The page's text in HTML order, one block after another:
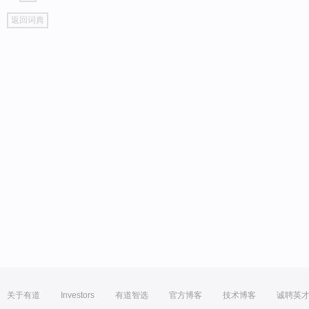
go
top
返回词典
关于有道 Investors 有道智选 官方博客 技术博客 诚聘英才